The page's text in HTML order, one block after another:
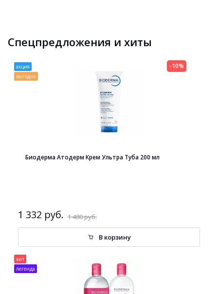
Спецпредложения и хиты
акция
выгодно
Биодерма Атодерм Крем Ультра Туба 200 мл
1 332 руб. 1 480 руб.
-10%
В корзину
хит
легенда